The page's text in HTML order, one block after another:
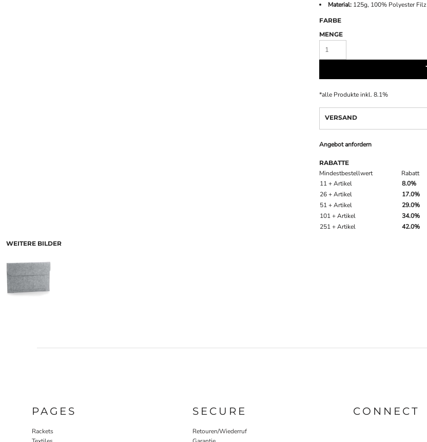
WEITERE BILDER
Material: 125g, 100% Polyester Filz
FARBE
MENGE
*alle Produkte inkl. 8.1%
VERSAND
Angebot anfordern
RABATTE
Mindestbestellwert
Rabatt
11 + Artikel
8.0%
26 + Artikel
17.0%
51 + Artikel
29.0%
101 + Artikel
34.0%
251 + Artikel
42.0%
PAGES
Rackets
SECURE
Retouren/Wiederruf
CONNECT